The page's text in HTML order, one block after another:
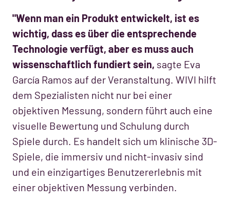
"Wenn man ein Produkt entwickelt, ist es
wichtig, dass es über die entsprechende
Technologie verfügt, aber es muss auch
wissenschaftlich fundiert sein, sagte Eva
García Ramos auf der Veranstaltung. WIVI hilft
dem Spezialisten nicht nur bei einer
objektiven Messung, sondern führt auch eine
visuelle Bewertung und Schulung durch
Spiele durch. Es handelt sich um klinische 3D-
Spiele, die immersiv und nicht-invasiv sind
und ein einzigartiges Benutzererlebnis mit
einer objektiven Messung verbinden.